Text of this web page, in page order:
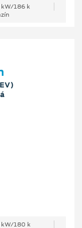
kW/186 k
kW/180 k